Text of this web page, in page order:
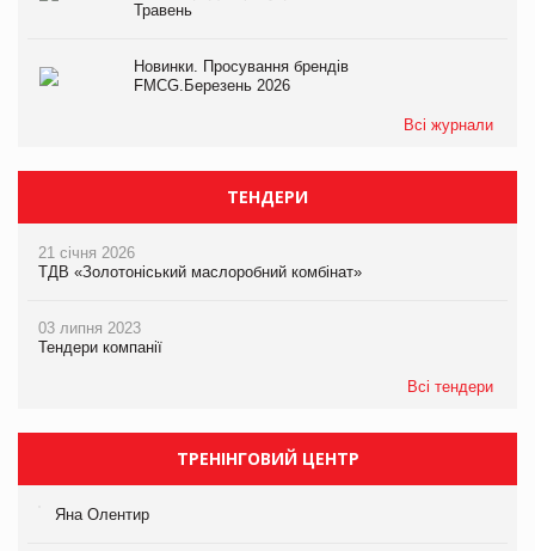
Травень
Новинки. Просування брендів
FMCG.Березень 2026
Всі журнали
ТЕНДЕРИ
21 січня 2026
ТДВ «Золотоніський маслоробний комбінат»
03 липня 2023
Тендери компанії
Всі тендери
ТРЕНІНГОВИЙ ЦЕНТР
Яна Олентир